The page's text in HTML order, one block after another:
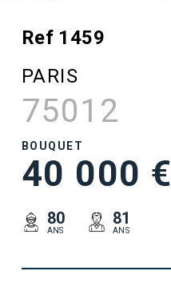
Ref 1459
PARIS
75012
BOUQUET
40 000 €
80
ANS
81
ANS